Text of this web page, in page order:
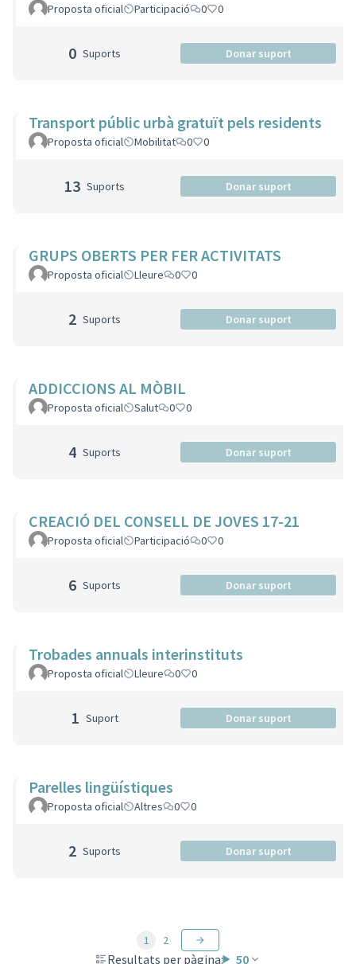
Proposta oficial Participació 0 0
0 Suports Donar suport
Transport públic urbà gratuït pels residents
Proposta oficial Mobilitat 0 0
13 Suports Donar suport
GRUPS OBERTS PER FER ACTIVITATS
Proposta oficial Lleure 0 0
2 Suports Donar suport
ADDICCIONS AL MÒBIL
Proposta oficial Salut 0 0
4 Suports Donar suport
CREACIÓ DEL CONSELL DE JOVES 17-21
Proposta oficial Participació 0 0
6 Suports Donar suport
Trobades annuals interinstituts
Proposta oficial Lleure 0 0
1 Suport Donar suport
Parelles lingüístiques
Proposta oficial Altres 0 0
2 Suports Donar suport
Resultats per pàgina: 50
1 2